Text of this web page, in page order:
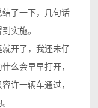
了一下，几句话
实施。
开了，我还未仔
么会早早打开，
许一辆车通过，